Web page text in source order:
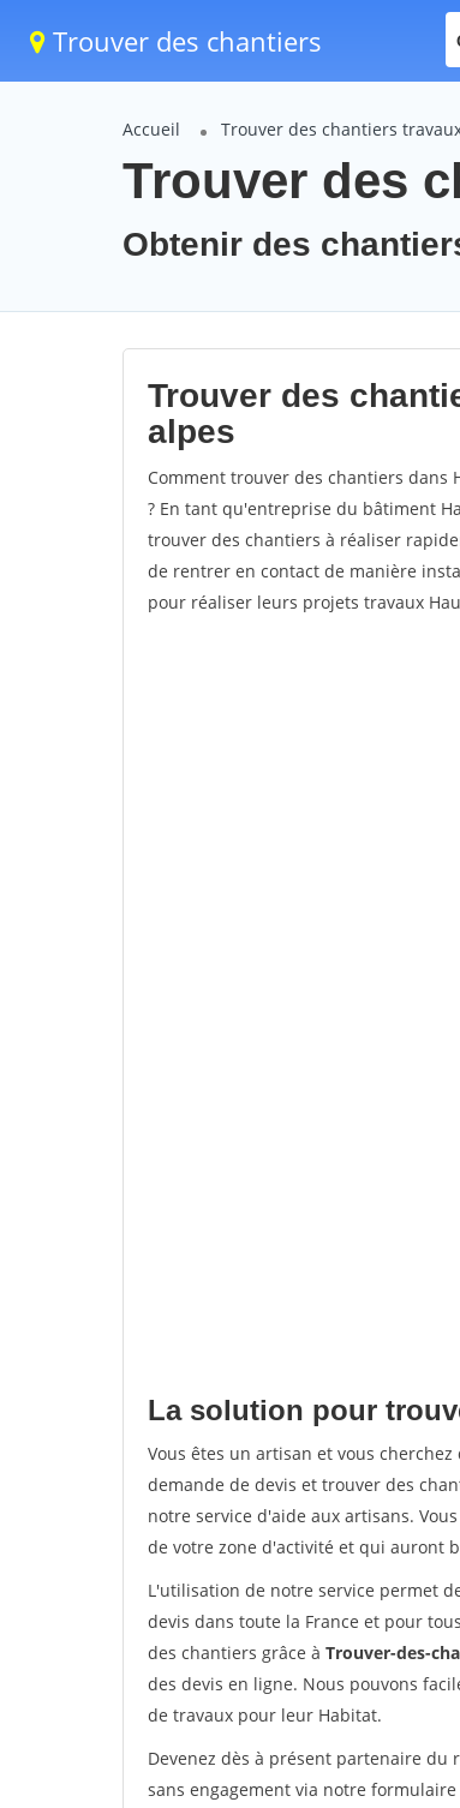
Trouver des chantiers
Accueil Trouver des chantiers
Trouver des
Obtenir des
Trouver des
alpes
Comment trouver des chantiers dans
? En tant qu'entreprise du bâtiment
trouver des chantiers à réaliser
de rentrer en contact de manière
pour réaliser leurs projets travaux
La solution pour
Vous êtes un artisan et vous
demande de devis et trouver des
notre service d'aide aux artisans.
de votre zone d'activité et qui auront
L'utilisation de notre service permet
devis dans toute la France et pour
des chantiers grâce à Trouver-des-
des devis en ligne. Nous pouvons
de travaux pour leur Habitat.
Devenez dès à présent partenaire du
sans engagement via notre